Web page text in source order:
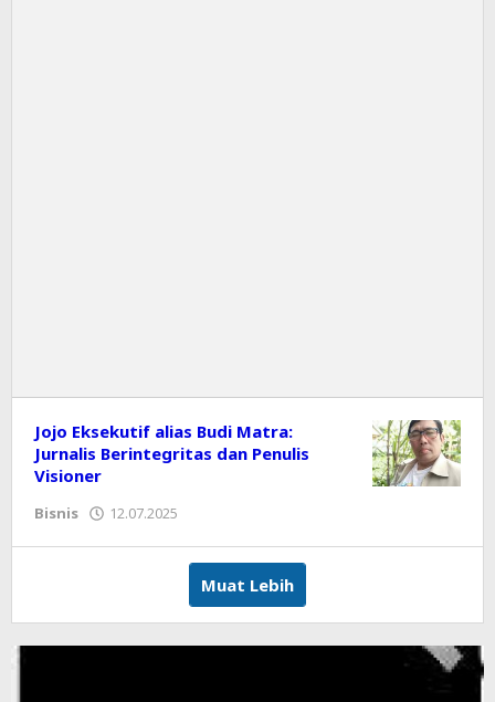
Jojo Eksekutif alias Budi Matra:
Jurnalis Berintegritas dan Penulis
Visioner
Bisnis 12.07.2025
Muat Lebih